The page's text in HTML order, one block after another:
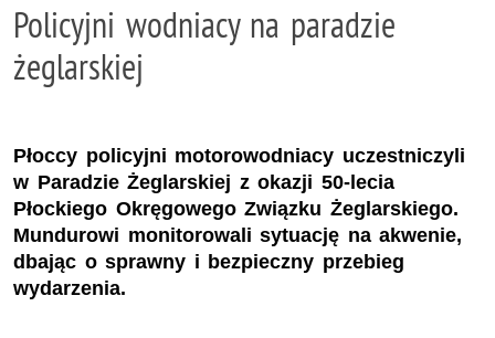
Policyjni wodniacy na paradzie
żeglarskiej
Płoccy policyjni motorowodniacy uczestniczyli
w Paradzie Żeglarskiej z okazji 50-lecia
Płockiego Okręgowego Związku Żeglarskiego.
Mundurowi monitorowali sytuację na akwenie,
dbając o sprawny i bezpieczny przebieg
wydarzenia.